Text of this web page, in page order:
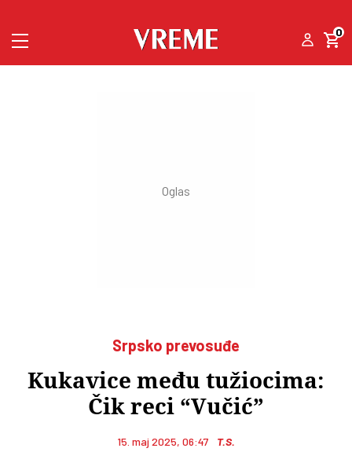
0
Srpsko prevosuđe
Kukavice među tužiocima:
Čik reci “Vučić”
15. maj 2025, 06:47 T.S.